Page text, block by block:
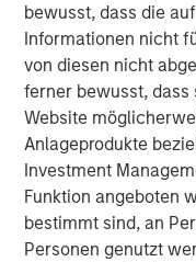
bewusst, dass die
Informationen nicht
von diesen nicht
ferner bewusst,
Website
Anlageprodukte
Investment
Funktion angeboten
bestimmt sind, an
Personen genutzt
a leading provider of
endoscopic support
“We believe that
solution to its
tailwinds through a
forward to building
record and further
said Chris Ortega,
Americas for MSIP.